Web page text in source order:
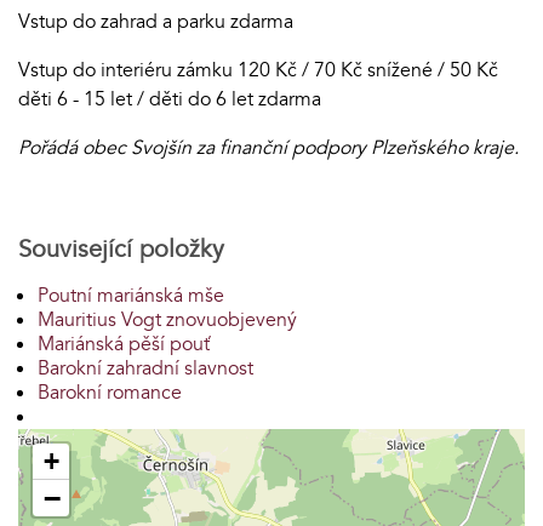
Vstup do zahrad a parku zdarma
Vstup do interiéru zámku 120 Kč / 70 Kč snížené / 50 Kč
děti 6 - 15 let / děti do 6 let zdarma
Pořádá obec Svojšín za finanční podpory Plzeňského kraje.
Související položky
Poutní mariánská mše
Mauritius Vogt znovuobjevený
Mariánská pěší pouť
Barokní zahradní slavnost
Barokní romance
+
−